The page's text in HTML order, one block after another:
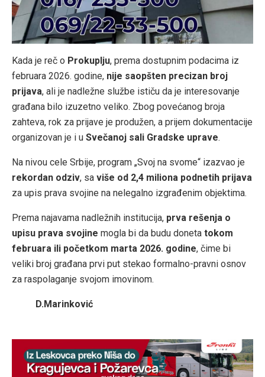
Kada je reč o Prokuplju, prema dostupnim podacima iz
februara 2026. godine, nije saopšten precizan broj
prijava, ali je nadležne službe ističu da je interesovanje
građana bilo izuzetno veliko. Zbog povećanog broja
zahteva, rok za prijave je produžen, a prijem dokumentacije
organizovan je i u Svečanoj sali Gradske uprave.
Na nivou cele Srbije, program „Svoj na svome“ izazvao je
rekordan odziv, sa više od 2,4 miliona podnetih prijava
za upis prava svojine na nelegalno izgrađenim objektima.
Prema najavama nadležnih institucija, prva rešenja o
upisu prava svojine mogla bi da budu doneta tokom
februara ili početkom marta 2026. godine, čime bi
veliki broj građana prvi put stekao formalno-pravni osnov
za raspolaganje svojom imovinom.
D.Marinković